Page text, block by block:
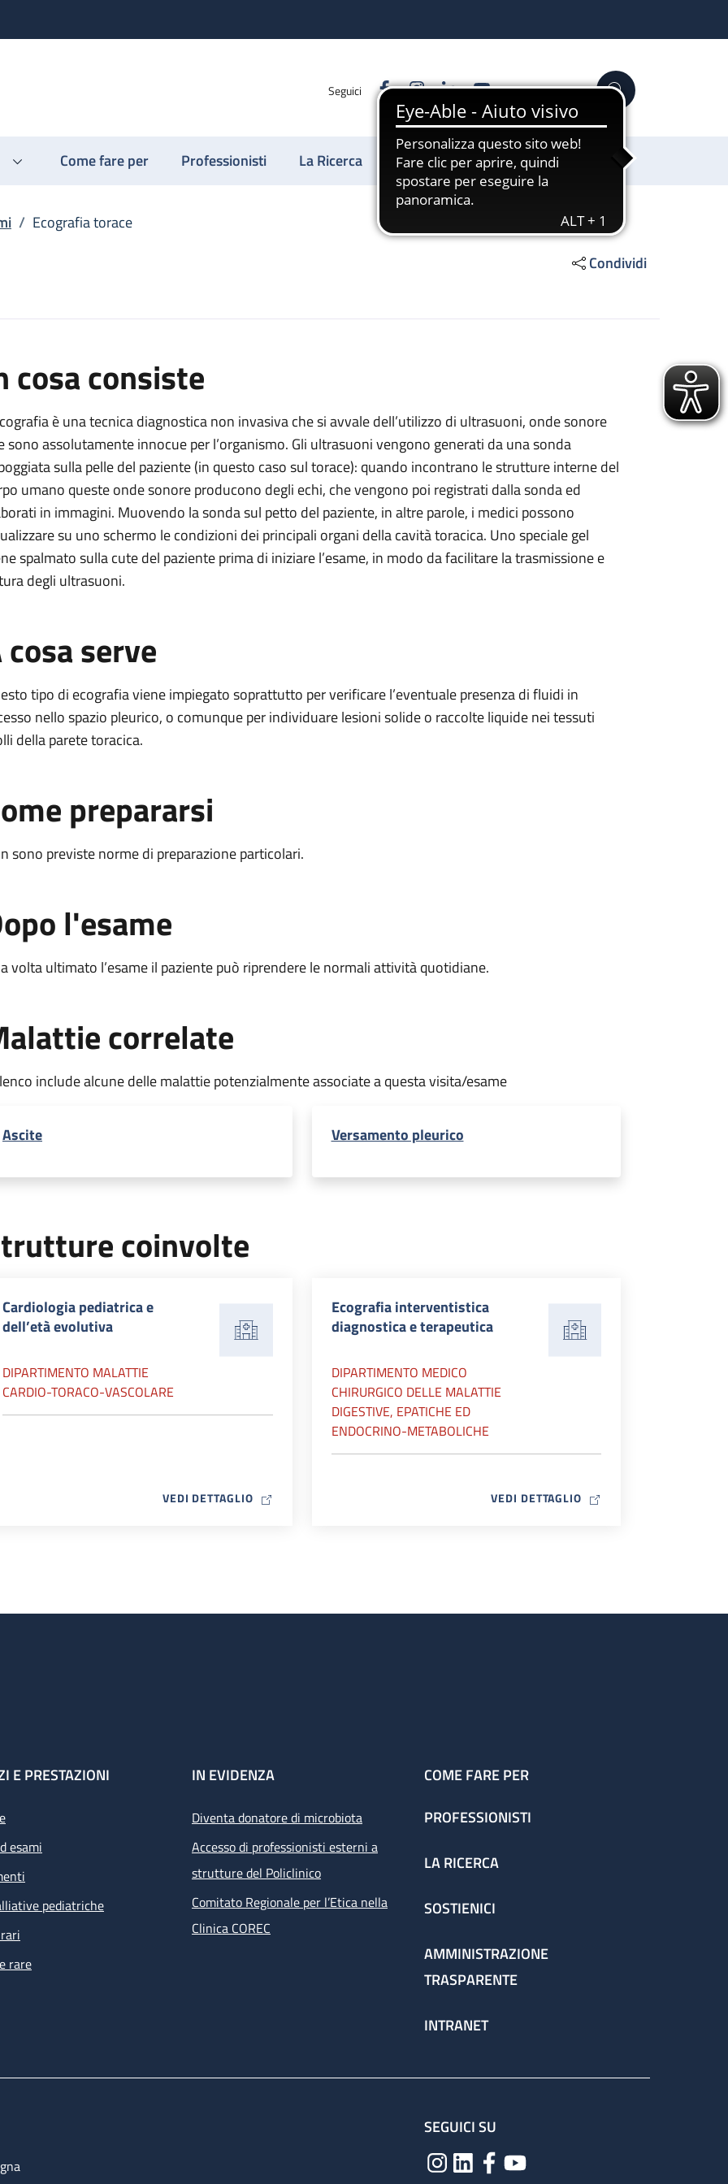
Seguici FacebookInstagram
LinkedinYouTube Cerca
Come fare per Professionisti La Ricerca Sostienici
/ Ecografia torace
Condividi
cosa consiste
è una tecnica diagnostica non invasiva che si avvale dell’utilizzo di ultrasuoni, onde sonore
sono assolutamente innocue per l’organismo. Gli ultrasuoni vengono generati da una sonda
sulla pelle del paziente (in questo caso sul torace): quando incontrano le strutture interne del
umano queste onde sonore producono degli echi, che vengono poi registrati dalla sonda ed
in immagini. Muovendo la sonda sul petto del paziente, in altre parole, i medici possono
su uno schermo le condizioni dei principali organi della cavità toracica. Uno speciale gel
spalmato sulla cute del paziente prima di iniziare l’esame, in modo da facilitare la trasmissione e
degli ultrasuoni.
cosa serve
tipo di ecografia viene impiegato soprattutto per verificare l’eventuale presenza di fluidi in
nello spazio pleurico, o comunque per individuare lesioni solide o raccolte liquide nei tessuti
della parete toracica.
prepararsi
sono previste norme di preparazione particolari.
l'esame
volta ultimato l’esame il paziente può riprendere le normali attività quotidiane.
correlate
include alcune delle malattie potenzialmente associate a questa visita/esame
Ascite Versamento pleurico
coinvolte
Cardiologia pediatrica e
dell’età evolutiva
DIPARTIMENTO MALATTIE
CARDIO-TORACO-VASCOLARE
VEDI DETTAGLIOMAP ICON
Ecografia interventistica
diagnostica e terapeutica
DIPARTIMENTO MEDICO
CHIRURGICO DELLE MALATTIE
DIGESTIVE, EPATICHE ED
ENDOCRINO-METABOLICHE
VEDI DETTAGLIO MAP ICON
E PRESTAZIONI
esami
pediatriche
rare
IN EVIDENZA
Diventa donatore di microbiota
Accesso di professionisti esterni a
strutture del Policlinico
Comitato Regionale per l’Etica nella
Clinica COREC
COME FARE PER
PROFESSIONISTI
LA RICERCA
SOSTIENICI
AMMINISTRAZIONE
TRASPARENTE
INTRANET
SEGUICI SU